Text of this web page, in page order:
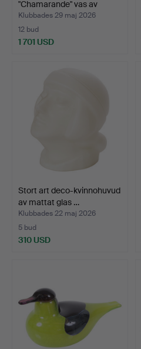
"Chamarande" vas av
olivgrön…
Klubbades 29 maj 2026
12 bud
1 701 USD
Stort art deco-kvinnohuvud
av mattat glas …
Klubbades 22 maj 2026
5 bud
310 USD